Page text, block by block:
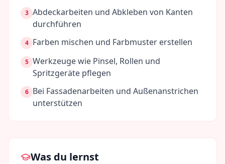
3 Abdeckarbeiten und Abkleben von Kanten
durchführen
4 Farben mischen und Farbmuster erstellen
5 Werkzeuge wie Pinsel, Rollen und
Spritzgeräte pflegen
6 Bei Fassadenarbeiten und Außenanstrichen
unterstützen
Was du lernst